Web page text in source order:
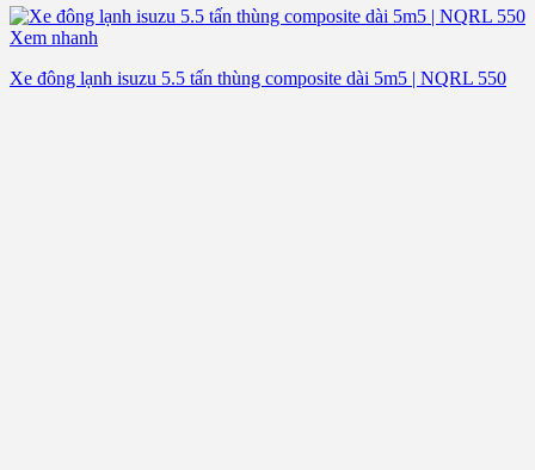
Xem nhanh
Xe đông lạnh isuzu 5.5 tấn thùng composite dài 5m5 | NQRL 550